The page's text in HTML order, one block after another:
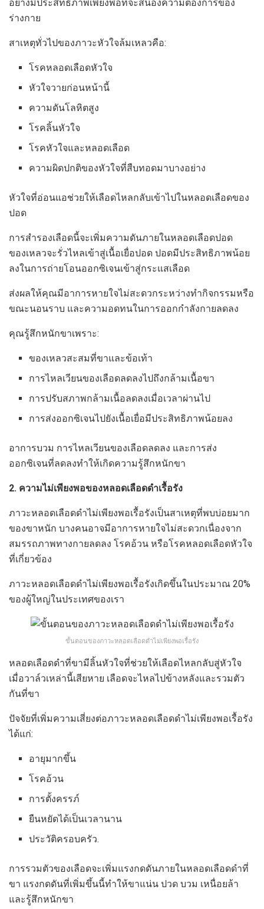
อย่างมีประสิทธิภาพเพียงพอที่จะสนองความต้องการของ
ร่างกาย
สาเหตุทั่วไปของภาวะหัวใจล้มเหลวคือ:
โรคหลอดเลือดหัวใจ
หัวใจวายก่อนหน้านี้
ความดันโลหิตสูง
โรคลิ้นหัวใจ
โรคหัวใจและหลอดเลือด
ความผิดปกติของหัวใจที่สืบทอดมาบางอย่าง
หัวใจที่อ่อนแอช่วยให้เลือดไหลกลับเข้าไปในหลอดเลือดของ
ปอด
การสำรองเลือดนี้จะเพิ่มความดันภายในหลอดเลือดปอด
ของเหลวจะรั่วไหลเข้าสู่เนื้อเยื่อปอด ปอดมีประสิทธิภาพน้อย
ลงในการถ่ายโอนออกซิเจนเข้าสู่กระแสเลือด
ส่งผลให้คุณมีอาการหายใจไม่สะดวกระหว่างทำกิจกรรมหรือ
ขณะนอนราบ และความอดทนในการออกกำลังกายลดลง
คุณรู้สึกหนักขาเพราะ:
ของเหลวสะสมที่ขาและข้อเท้า
การไหลเวียนของเลือดลดลงไปถึงกล้ามเนื้อขา
การปรับสภาพกล้ามเนื้อลดลงเมื่อเวลาผ่านไป
การส่งออกซิเจนไปยังเนื้อเยื่อมีประสิทธิภาพน้อยลง
อาการบวม การไหลเวียนของเลือดลดลง และการส่ง
ออกซิเจนที่ลดลงทำให้เกิดความรู้สึกหนักขา
2. ความไม่เพียงพอของหลอดเลือดดำเรื้อรัง
ภาวะหลอดเลือดดำไม่เพียงพอเรื้อรังเป็นสาเหตุที่พบบ่อยมาก
ของขาหนัก บางคนอาจมีอาการหายใจไม่สะดวกเนื่องจาก
สมรรถภาพทางกายลดลง โรคอ้วน หรือโรคหลอดเลือดหัวใจ
ที่เกี่ยวข้อง
ภาวะหลอดเลือดดำไม่เพียงพอเรื้อรังเกิดขึ้นในประมาณ 20%
ของผู้ใหญ่ในประเทศของเรา
ขั้นตอนของภาวะหลอดเลือดดำไม่เพียงพอเรื้อรัง
หลอดเลือดดำที่ขามีลิ้นหัวใจที่ช่วยให้เลือดไหลกลับสู่หัวใจ
เมื่อวาล์วเหล่านี้เสียหาย เลือดจะไหลไปข้างหลังและรวมตัว
กันที่ขา
ปัจจัยที่เพิ่มความเสี่ยงต่อภาวะหลอดเลือดดำไม่เพียงพอเรื้อรัง
ได้แก่:
อายุมากขึ้น
โรคอ้วน
การตั้งครรภ์
ยืนหยัดได้เป็นเวลานาน
ประวัติครอบครัว.
การรวมตัวของเลือดจะเพิ่มแรงกดดันภายในหลอดเลือดดำที่
ขา แรงกดดันที่เพิ่มขึ้นนี้ทำให้ขาแน่น ปวด บวม เหนื่อยล้า
และรู้สึกหนักขา